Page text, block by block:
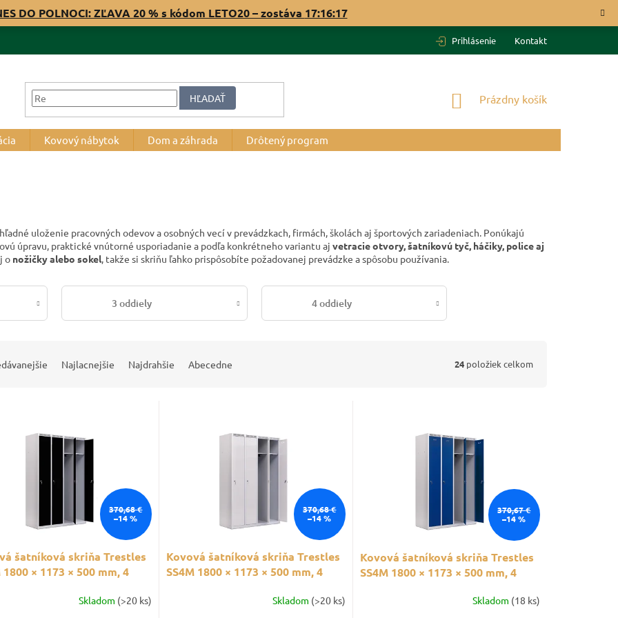
DO POLNOCI: ZĽAVA 20 % s kódom LETO20 – zostáva 17:16:16
Prihlásenie Kontakt
HĽADAŤ
NÁKUPNÝ
Prázdny košík
Kovový nábytok Dom a záhrada Drôtený program
uloženie pracovných odevov a osobných vecí v prevádzkach, firmách, školách aj športových zariadeniach. Ponúkajú
úpravu, praktické vnútorné usporiadanie a podľa konkrétneho variantu aj vetracie otvory, šatníkovú tyč, háčiky, police aj
o nožičky alebo sokel, takže si skriňu ľahko prispôsobíte požadovanej prevádzke a spôsobu používania.
3 oddiely 4 oddiely
Najlacnejšie Najdrahšie Abecedne 24 položiek celkom
370,68 €
–14 %
šatníková skriňa Trestles
1800 × 1173 × 500 mm, 4
Skladom (>20 ks)
370,68 €
–14 %
Kovová šatníková skriňa Trestles
SS4M 1800 × 1173 × 500 mm, 4
Skladom (>20 ks)
370,67 €
–14 %
Kovová šatníková skriňa Trestles
SS4M 1800 × 1173 × 500 mm, 4
Skladom (18 ks)